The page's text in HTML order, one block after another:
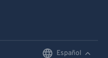
Español